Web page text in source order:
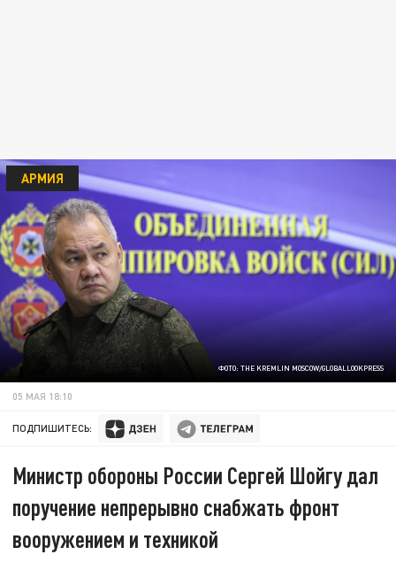
ФОТО: THE KREMLIN MOSCOW/GLOBALLOOKPRESS
АРМИЯ
05 МАЯ 18:10
ПОДПИШИТЕСЬ:
Министр обороны России Сергей Шойгу дал
поручение непрерывно снабжать фронт
вооружением и техникой